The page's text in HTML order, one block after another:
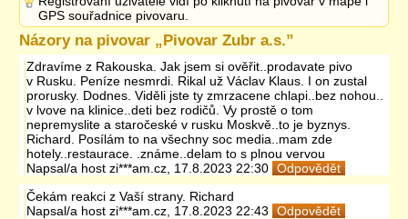
GPS souřadnice pivovaru.
Názory na pivovar „Pivovar Zubr a.s.”
Zdravíme z Rakouska. Jak jsem si ověřit..prodavate pivo
v Rusku. Peníze nesmrdi. Rikal už Václav Klaus. I on zustal
prorusky. Dodnes. Viděli jste ty zmrzacene chlapi..bez nohou..
v lvove na klinice..deti bez rodičů. Vy prostě o tom
nepremyslite a staročeské v rusku Moskvě..to je byznys.
Richard. Posílám to na všechny soc media..mam zde
hotely..restaurace. .známe..delam to s plnou vervou
Napsal/a host zi***am.cz 17.8.2023 22:30 Odpovědět
Čekám reakci z Vaší strany. Richard
Napsal/a host zi***am.cz 17.8.2023 22:43 Odpovědět